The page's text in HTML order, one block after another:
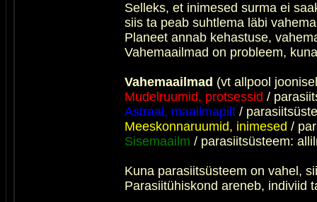
Selleks, et inimesed surma ei
siis ta peab suhtlema läbi
Planeet annab kehastuse,
Vahemaailmad on probleem,
Vahemaailmad (vt allpool
Mudelruumid, protsessid /
Astraal, maailmapilt /
Meeskonnaruumid, inimesed /
Sisemaailm / parasiitsüsteem:
Kuna parasiitsüsteem on vahel,
Parasiitühiskond areneb, indiviid